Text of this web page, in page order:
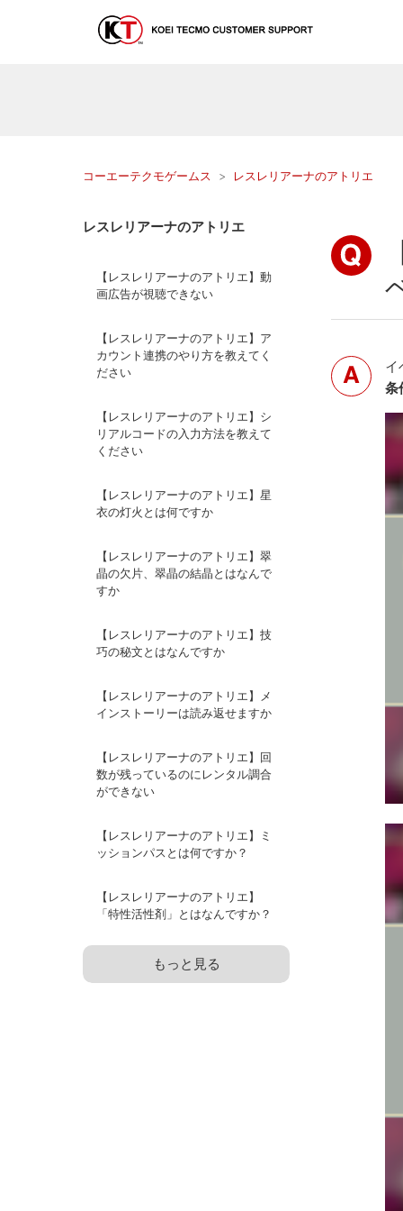
コーエーテクモゲームス レスレリアーナのアトリエ
レスレリアーナのアトリエ
【レスレリアーナのアトリエ】動
画広告が視聴できない
【レスレリアーナのアトリエ】ア
カウント連携のやり方を教えてく
ださい
【レスレリアーナのアトリエ】シ
リアルコードの入力方法を教えて
ください
【レスレリアーナのアトリエ】星
衣の灯火とは何ですか
【レスレリアーナのアトリエ】翠
晶の欠片、翠晶の結晶とはなんで
すか
【レスレリアーナのアトリエ】技
巧の秘文とはなんですか
【レスレリアーナのアトリエ】メ
インストーリーは読み返せますか
【レスレリアーナのアトリエ】回
数が残っているのにレンタル調合
ができない
【レスレリアーナのアトリエ】ミ
ッションパスとは何ですか？
【レスレリアーナのアトリエ】
「特性活性剤」とはなんですか？
もっと見る
イ
条